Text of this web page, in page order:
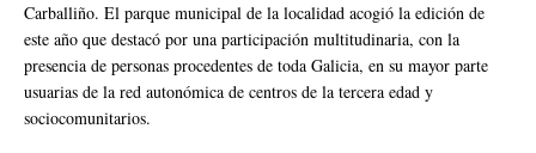
Carballiño. El parque municipal de la localidad acogió la edición de
este año que destacó por una participación multitudinaria, con la
presencia de personas procedentes de toda Galicia, en su mayor parte
usuarias de la red autonómica de centros de la tercera edad y
sociocomunitarios.